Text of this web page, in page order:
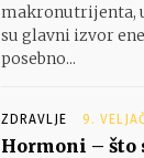
makronutrijenta,
su glavni izvor
posebno...
ZDRAVLJE 9.
Hormoni – što